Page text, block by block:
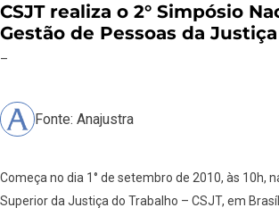
CSJT realiza o 2° Simpósio
Gestão de Pessoas da
–
Fonte: Anajustra
Começa no dia 1° de setembro de 2010, às 10h,
Superior da Justiça do Trabalho – CSJT, em